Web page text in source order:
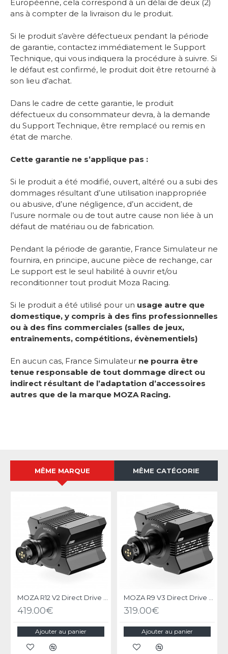
Européenne, cela correspond à un délai de deux (2)
ans à compter de la livraison du le produit.
Si le produit s’avère défectueux pendant la période
de garantie, contactez immédiatement le Support
Technique, qui vous indiquera la procédure à suivre. Si
le défaut est confirmé, le produit doit être retourné à
son lieu d’achat.
Dans le cadre de cette garantie, le produit
défectueux du consommateur devra, à la demande
du Support Technique, être remplacé ou remis en
état de marche.
Cette garantie ne s’applique pas :
Si le produit a été modifié, ouvert, altéré ou a subi des
dommages résultant d’une utilisation inappropriée
ou abusive, d’une négligence, d’un accident, de
l’usure normale ou de tout autre cause non liée à un
défaut de matériau ou de fabrication.
Pendant la période de garantie, France Simulateur ne
fournira, en principe, aucune pièce de rechange, car
Le support est le seul habilité à ouvrir et/ou
reconditionner tout produit Moza Racing.
Si le produit a été utilisé pour un usage autre que
domestique, y compris à des fins professionnelles
ou à des fins commerciales (salles de jeux,
entraînements, compétitions, évènementiels)
En aucun cas, France Simulateur ne pourra être
tenue responsable de tout dommage direct ou
indirect résultant de l’adaptation d’accessoires
autres que de la marque MOZA Racing.
MÊME MARQUE MÊME CATÉGORIE
419.00€
Ajouter au panier
319.00€
Ajouter au panier